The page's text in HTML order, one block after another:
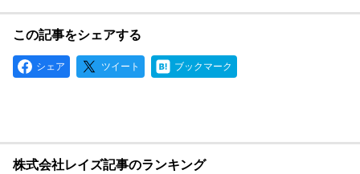
この記事をシェアする
シェア ツイート ブックマーク
株式会社レイズ記事のランキング